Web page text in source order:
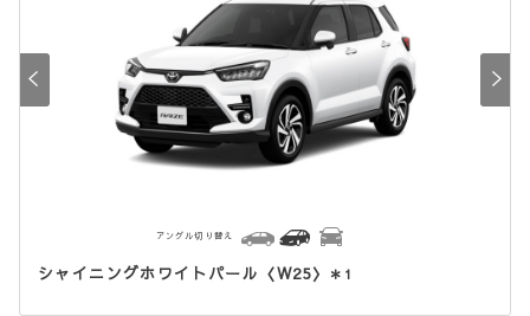
シャイニングホワイトパール〈W25〉 ＊1
アングル切り替え